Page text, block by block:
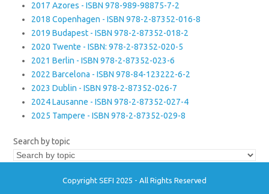
2017 Azores - ISBN 978-989-98875-7-2
2018 Copenhagen - ISBN 978-2-87352-016-8
2019 Budapest - ISBN 978-2-87352-018-2
2020 Twente - ISBN: 978-2-87352-020-5
2021 Berlin - ISBN 978-2-87352-023-6
2022 Barcelona - ISBN 978-84-123222-6-2
2023 Dublin - ISBN 978-2-87352-026-7
2024 Lausanne - ISBN 978-2-87352-027-4
2025 Tampere - ISBN 978-2-87352-029-8
Search by topic
Copyright SEFI 2025 - All Rights Reserved